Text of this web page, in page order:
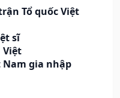
Tổ quốc Việt
sĩ
Việt
Nam gia nhập